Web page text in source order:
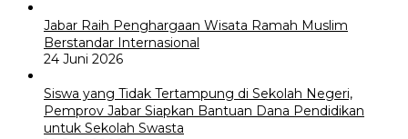
Jabar Raih Penghargaan Wisata Ramah Muslim
Berstandar Internasional
24 Juni 2026
Siswa yang Tidak Tertampung di Sekolah Negeri,
Pemprov Jabar Siapkan Bantuan Dana Pendidikan
untuk Sekolah Swasta